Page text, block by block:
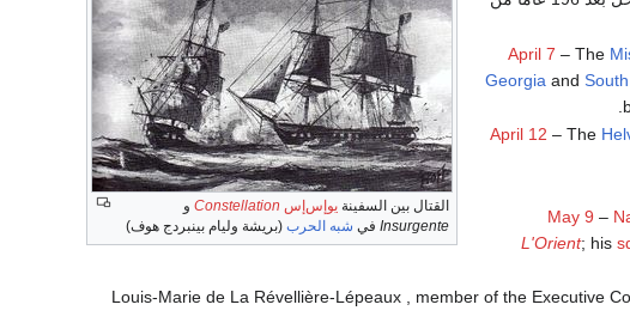
القتال بين السفينة يوإس‌إس Constellation و
Insurgente في شبه الحرب (بريشة وليام بينبردج هوف)
April 7 – The
Georgia and
April 12 – The
May 9 –
L'Orient; his
: Louis-Marie de La Révellière-Lépeaux , member of the Executive